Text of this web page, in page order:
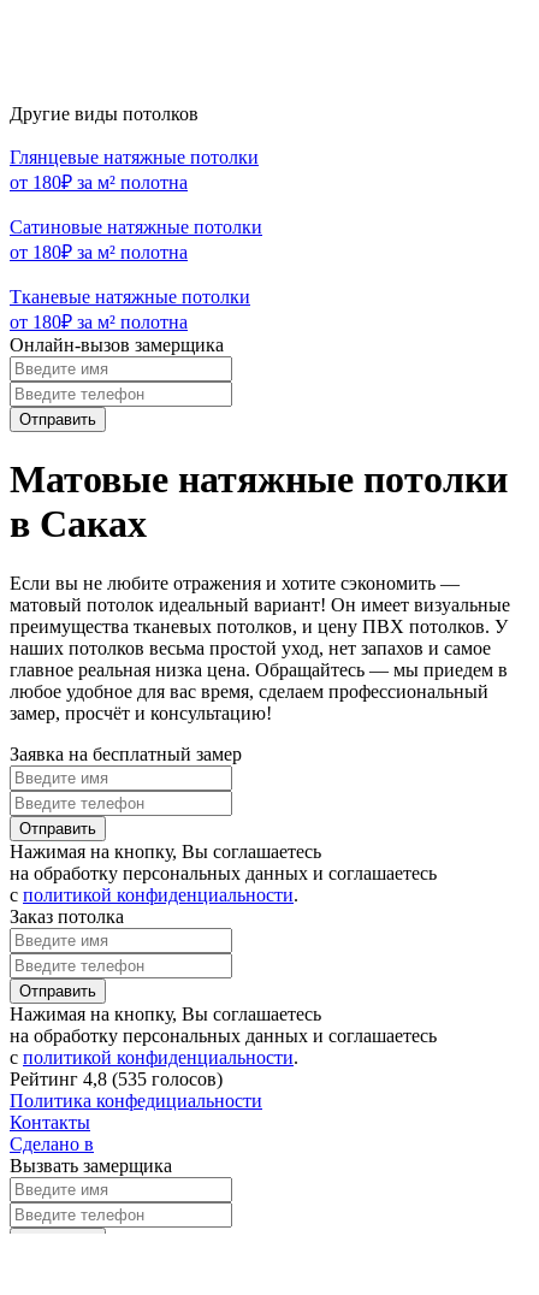
Другие виды потолков
Глянцевые натяжные потолки
от 180₽ за м² полотна
Сатиновые натяжные потолки
от 180₽ за м² полотна
Тканевые натяжные потолки
от 180₽ за м² полотна
Онлайн-вызов замерщика
Отправить
Матовые натяжные потолки
в Саках
Если вы не любите отражения и хотите сэкономить —
матовый потолок идеальный вариант! Он имеет визуальные
преимущества тканевых потолков, и цену ПВХ потолков. У
наших потолков весьма простой уход, нет запахов и самое
главное реальная низка цена. Обращайтесь — мы приедем в
любое удобное для вас время, сделаем профессиональный
замер, просчёт и консультацию!
Заявка на бесплатный замер
Отправить
Нажимая на кнопку, Вы соглашаетесь
на обработку персональных данных и соглашаетесь
с политикой конфиденциальности.
Заказ потолка
Отправить
Нажимая на кнопку, Вы соглашаетесь
на обработку персональных данных и соглашаетесь
с политикой конфиденциальности.
Рейтинг 4,8 (535 голосов)
Политика конфедициальности
Контакты
Сделано в
Вызвать замерщика